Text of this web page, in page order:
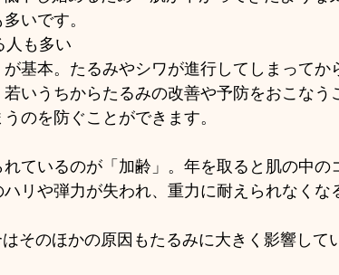
いです。
人も多い
基本。たるみやシワが進行してしまってか
いうちからたるみの改善や予防をおこなう
のを防ぐことができます。
ているのが「加齢」。年を取ると肌の中の
リや弾力が失われ、重力に耐えられなくな
そのほかの原因もたるみに大きく影響して